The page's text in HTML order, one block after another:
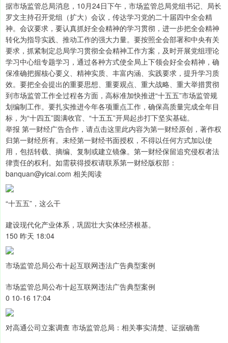
据市场监管总局消息，10月24日下午，市场监管总局党组书记、局长
罗文主持召开党组（扩大）会议，传达学习党的二十届四中全会精
神。会议要求，要认真抓好全会精神的学习贯彻，进一步把全会精神
转化为指导实践、推动工作的强大力量。要按照全会部署和中央有关
要求，抓紧制定总局学习贯彻全会精神工作方案，及时开展党组理论
学习中心组专题学习，通过各种方式使全局上下领会好全会精神，确
保准确把握核心要义、精神实质、丰富内涵、实践要求，提升学习质
效。要把全会提出的重要思想、重要观点、重大战略、重大举措贯彻
到市场监管工作全过程各方面，高标准加快推进“十五五”市场监管规
划编制工作。要扎实推进今年各项重点工作，确保高质量完成全年目
标，为“十四五”圆满收官、“十五五”开局起步打下坚实基础。
举报 第一财经广告合作，请点击这里此内容为第一财经原创，著作权
归第一财经所有。未经第一财经书面授权，不得以任何方式加以使
用，包括转载、摘编、复制或建立镜像。第一财经保留追究侵权者法
律责任的权利。如需获得授权请联系第一财经版权部：
banquan@yicai.com 相关阅读
“十五五”，这么干
建设现代化产业体系，巩固壮大实体经济根基。
150 昨天 18:04
市场监管总局公布十起互联网违法广告典型案例
市场监管总局公布十起互联网违法广告典型案例
0 10-16 17:04
对高通公司立案调查 市场监管总局：相关事实清楚、证据确凿